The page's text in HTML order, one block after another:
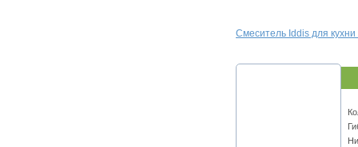
Смеситель Iddis для